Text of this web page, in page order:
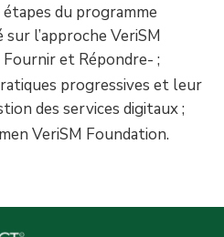
du programme
sur l’approche VeriSM
et Répondre- ;
progressives et leur
des services digitaux ;
VeriSM Foundation.